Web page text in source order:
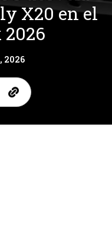
X20 en el
2026